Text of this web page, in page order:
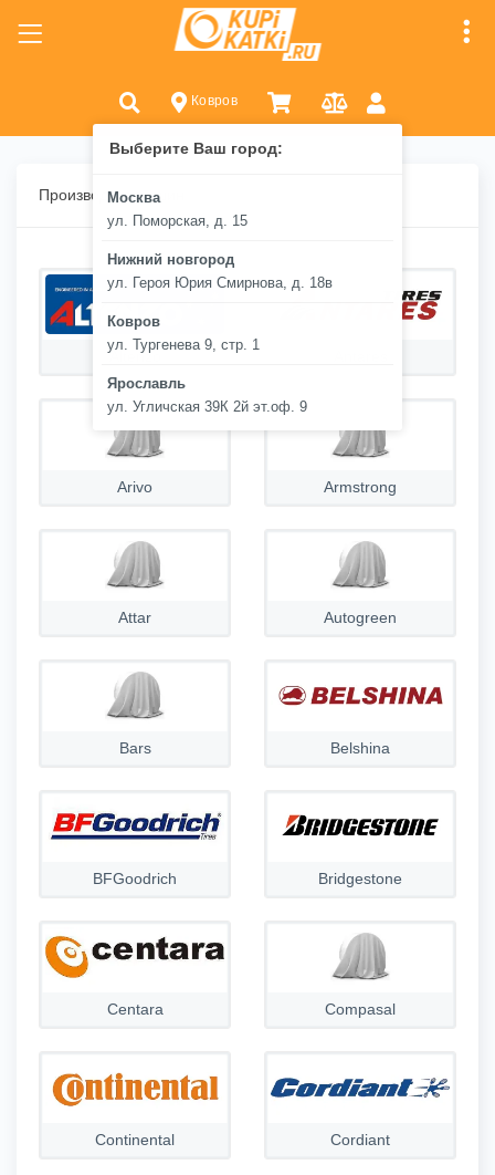
Ковров
Выберите Ваш город:
Москва
ул. Поморская, д. 15
Нижний новгород
ул. Героя Юрия Смирнова, д. 18в
Ковров
ул. Тургенева 9, стр. 1
Ярославль
ул. Угличская 39К 2й эт.оф. 9
Производители шин
Altenzo
Arivo Armstrong
Attar Autogreen
Bars Belshina
BFGoodrich Bridgestone
Centara Compasal
Continental Cordiant